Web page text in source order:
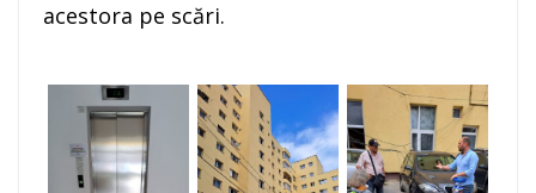
acestora pe scări.